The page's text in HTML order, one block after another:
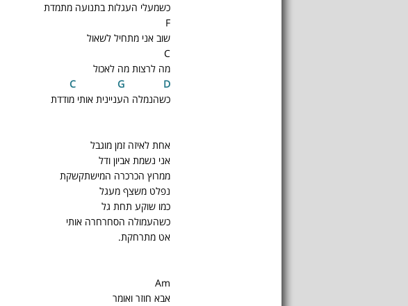
כשמעלי העגלות בתנועה מתמדת
F
שוב אני מתחיל לשאול
C
מה לרצות מה לאכול
C
G
D
כשהנמלה העניינית אותי מודדת
אחת לאיזה זמן מוגבל
אני נשמת אביון ודל
ממרוץ הכרכרה המישתקשקת
נפלט משצף מעגל
כמו שוקע תחת גל
כשהעמולה הסחרחרה אותי
אט מתרחקת.
Am
אבא חוזר ואומר